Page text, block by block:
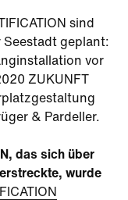
sind
Seestadt geplant:
vor
ZUKUNFT
& Pardeller.
das sich über
wurde